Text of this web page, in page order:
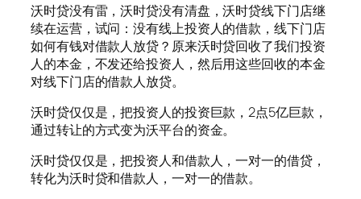
沃时贷没有雷，沃时贷没有清盘，沃时贷线下门店继
续在运营，试问：没有线上投资人的借款，线下门店
如何有钱对借款人放贷？原来沃时贷回收了我们投资
人的本金，不发还给投资人，然后用这些回收的本金
对线下门店的借款人放贷。
沃时贷仅仅是，把投资人的投资巨款，2点5亿巨款，
通过转让的方式变为沃平台的资金。
沃时贷仅仅是，把投资人和借款人，一对一的借贷，
转化为沃时贷和借款人，一对一的借款。